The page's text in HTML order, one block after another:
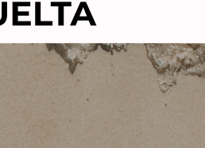
KINPERM SHAPING
80ml-liquido
cabello teñido
11,00
Añadir al carrito